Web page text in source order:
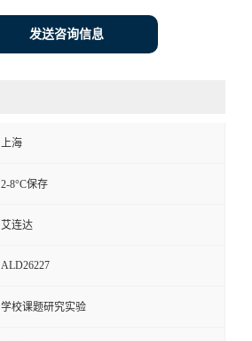
发送咨询信息
上海
2-8°C保存
艾连达
ALD26227
学校课题研究实验